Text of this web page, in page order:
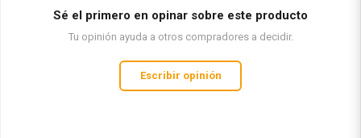
Sé el primero en opinar sobre este producto
Tu opinión ayuda a otros compradores a decidir.
Escribir opinión